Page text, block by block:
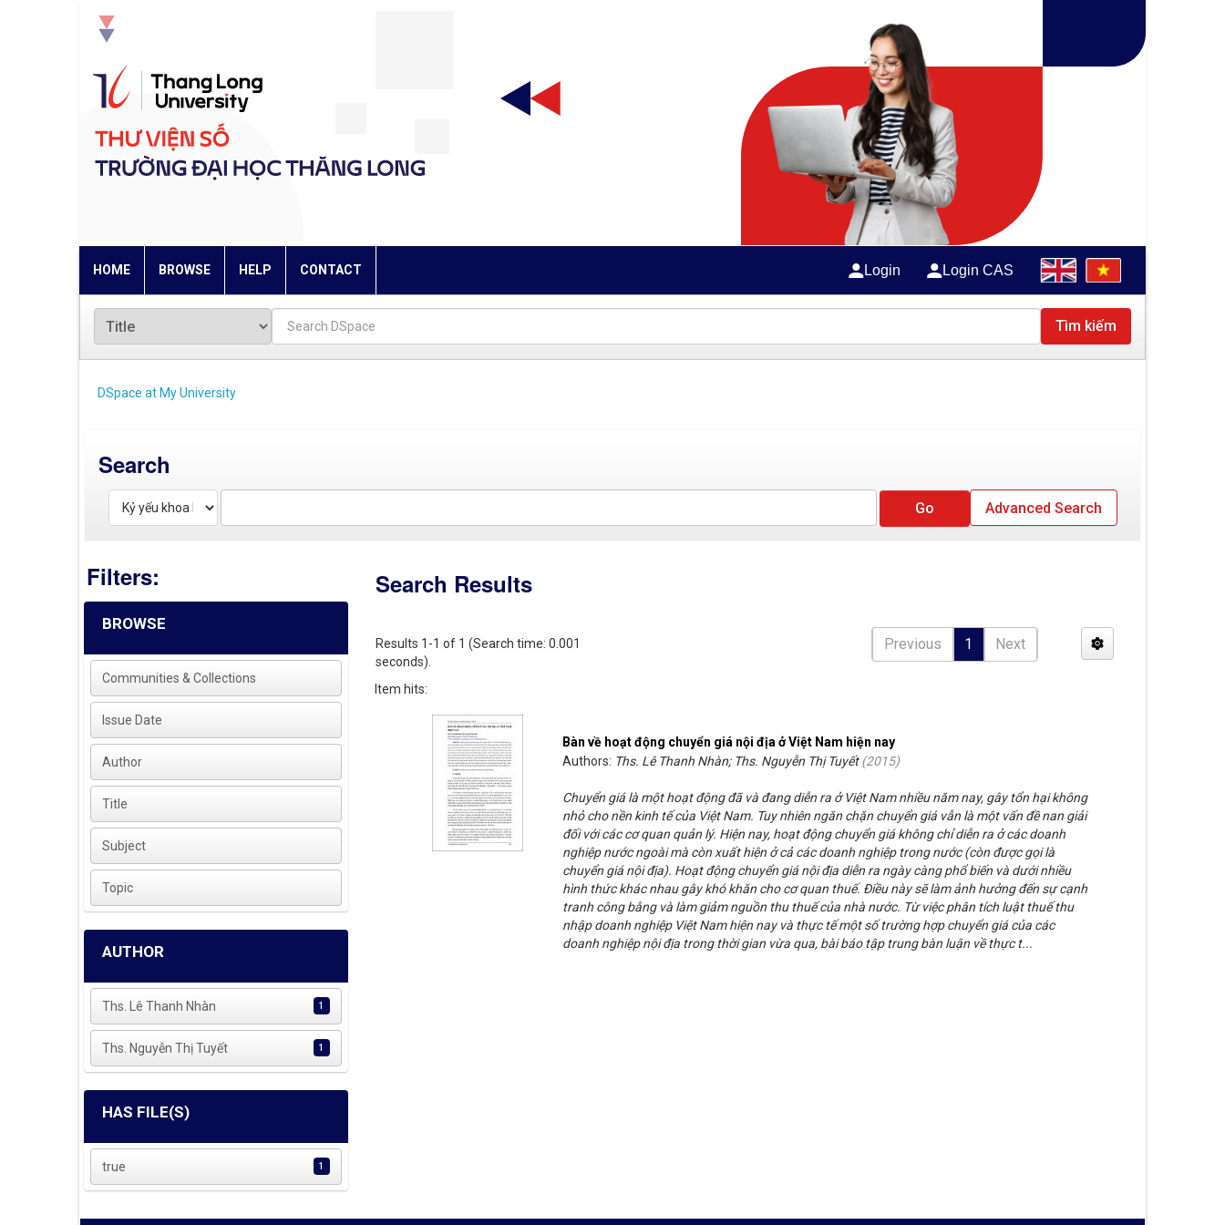
HOME BROWSE HELP CONTACT Login Login CAS
Tìm kiếm
DSpace at My University
Search
Advanced Search
Filters:
BROWSE
Communities & Collections
Issue Date
Author
Title
Subject
Topic
AUTHOR
Ths. Lê Thanh Nhàn 1
Ths. Nguyễn Thị Tuyết 1
HAS FILE(S)
true 1
Search Results
Results 1-1 of 1 (Search time: 0.001
seconds).
Previous 1 Next
Item hits:
Bàn về hoạt động chuyển giá nội địa ở Việt Nam hiện nay
Authors: Ths. Lê Thanh Nhàn; Ths. Nguyễn Thị Tuyết(2015)
Chuyển giá là một hoạt động đã và đang diễn ra ở Việt Nam nhiều năm nay, gây tổn hại không
nhỏ cho nền kinh tế của Việt Nam. Tuy nhiên ngăn chặn chuyển giá vẫn là một vấn đề nan giải
đối với các cơ quan quản lý. Hiện nay, hoạt động chuyển giá không chỉ diễn ra ở các doanh
nghiệp nước ngoài mà còn xuất hiện ở cả các doanh nghiệp trong nước (còn được gọi là
chuyển giá nội địa). Hoạt động chuyển giá nội địa diễn ra ngày càng phổ biến và dưới nhiều
hình thức khác nhau gây khó khăn cho cơ quan thuế. Điều này sẽ làm ảnh hưởng đến sự cạnh
tranh công bằng và làm giảm nguồn thu thuế của nhà nước. Từ việc phân tích luật thuế thu
nhập doanh nghiệp Việt Nam hiện nay và thực tế một số trường hợp chuyển giá của các
doanh nghiệp nội địa trong thời gian vừa qua, bài báo tập trung bàn luận về thực t...